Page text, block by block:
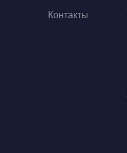
Контакты